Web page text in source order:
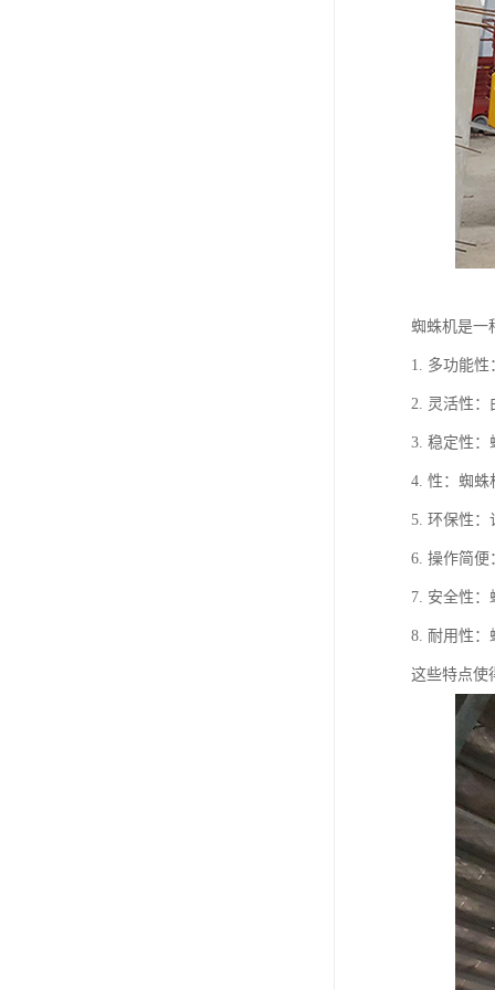
蜘蛛机是一
1. 多功能
2. 灵活性：
3. 稳定性：
4. 性：蜘蛛
5. 环保性：
6. 操作简便
7. 安全性
8. 耐用性：
这些特点使